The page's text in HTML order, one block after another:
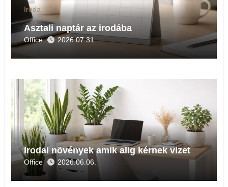
Iroda
Asztali naptár az irodába
Office 2026.07.31.
Iroda
Irodai növények amik alig kérnek vizet
Office 2026.06.06.